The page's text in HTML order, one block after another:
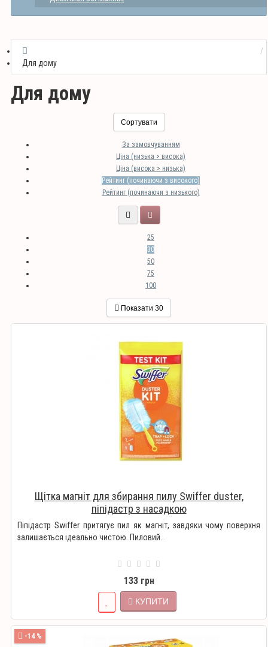
Для дому
Для дому
Сортувати
За замовчуванням
Ціна (низька > висока)
Ціна (висока > низька)
Рейтинг (починаючи з високого)
Рейтинг (починаючи з низького)
25
30
50
75
100
Показати 30
Щітка магніт для збирання пилу Swiffer duster,
піпідастр з насадкою
Піпідастр Swiffer притягує пил як магніт, завдяки чому поверхня
залишається ідеально чистою. Пиловий..
133 грн
КУПИТИ
-14 %